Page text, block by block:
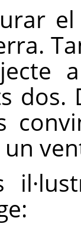
dos.